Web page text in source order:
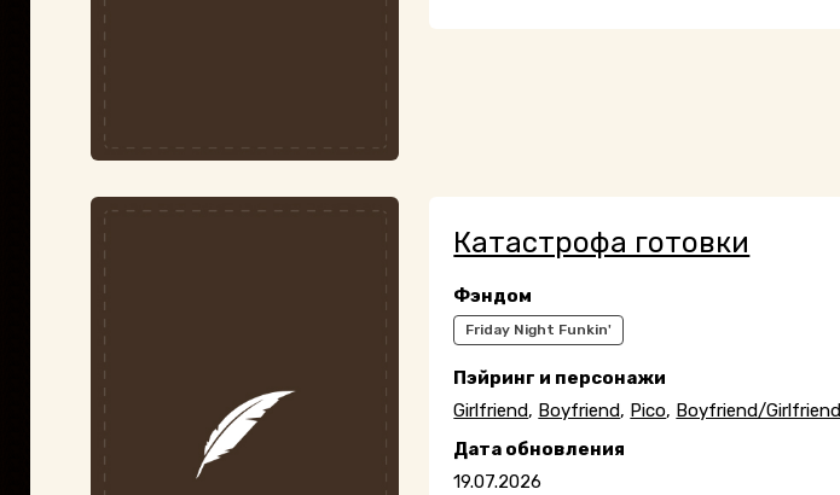
Катастрофа готовки
Фэндом
Friday Night Funkin'
Пэйринг и персонажи
Girlfriend, Boyfriend, Pico, Boyfriend/Girlfriend
Дата обновления
19.07.2026